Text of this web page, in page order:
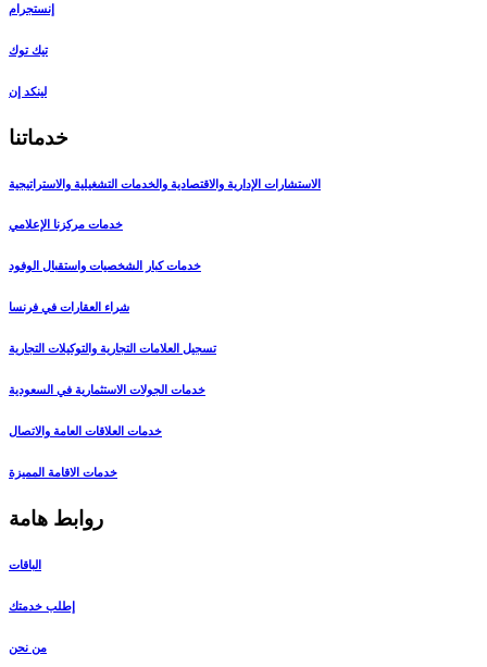
إنستجرام
تيك توك
لينكد إن
خدماتنا
الاستشارات الإدارية والاقتصادية والخدمات التشغيلية والاستراتيجية
خدمات مركزنا الإعلامي
خدمات كبار الشخصيات واستقبال الوفود
شراء العقارات في فرنسا
تسجيل العلامات التجارية والتوكيلات التجارية
خدمات الجولات الاستثمارية في السعودية
خدمات العلاقات العامة والاتصال
خدمات الاقامة المميزة
روابط هامة
الباقات
إطلب خدمتك
من نحن